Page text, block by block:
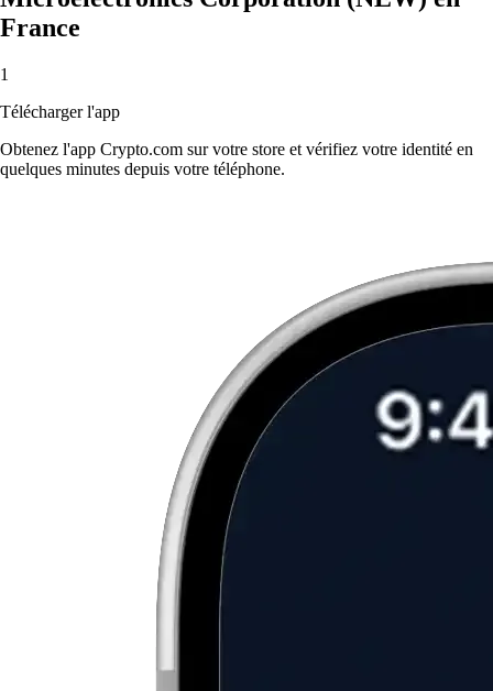
France
1
Télécharger l'app
Obtenez l'app Crypto.com sur votre store et vérifiez votre identité en
quelques minutes depuis votre téléphone.